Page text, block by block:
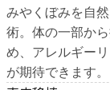
みやくぼみを自
術。体の一部か
め、アレルギー
が期待できます。